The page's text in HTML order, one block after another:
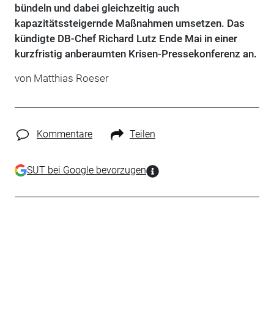
bündeln und dabei gleichzeitig auch
kapazitätssteigernde Maßnahmen umsetzen. Das
kündigte DB-Chef Richard Lutz Ende Mai in einer
kurzfristig anberaumten Krisen-Pressekonferenz an.
von Matthias Roeser
Kommentare Teilen
SUT bei Google bevorzugen